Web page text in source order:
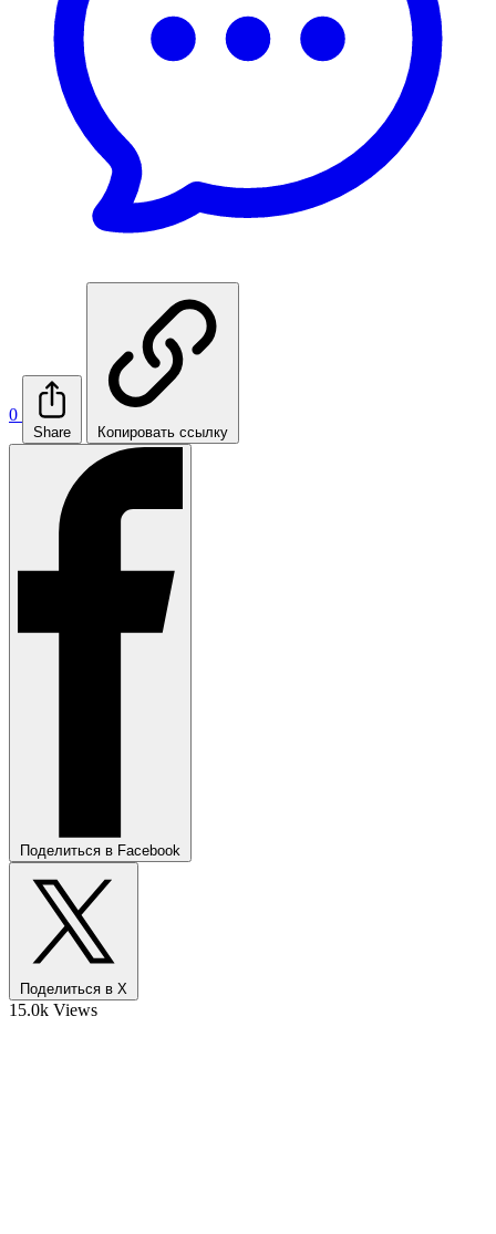
0
Share Копировать ссылку
Поделиться в Facebook
Поделиться в X
15.0k Views